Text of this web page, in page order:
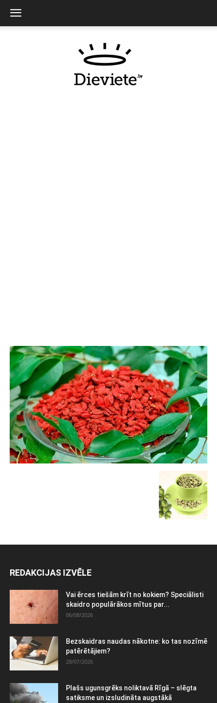
REDAKCIJAS IZVĒLE
Vai ērces tiešām krīt no kokiem? Speciālisti
skaidro populārākos mītus par...
06/08/2026
Bezskaidras naudas nākotne: ko tas nozīmē
patērētājiem?
28/07/2026
Plašs ugunsgrēks noliktavā Rīgā – slēgta
satiksme un izsludināta augstākā